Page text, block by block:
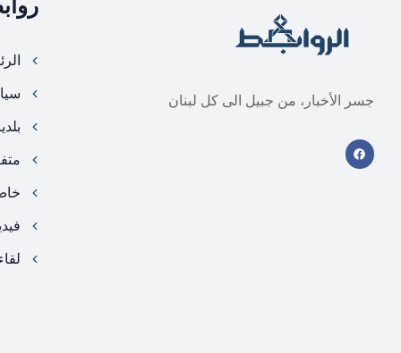
جسر الأخبار، من جبيل الى كل لبنان